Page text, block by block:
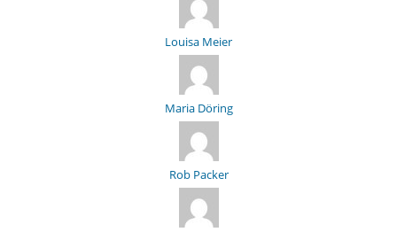
Louisa Meier
Maria Döring
Rob Packer